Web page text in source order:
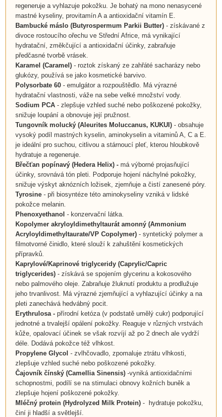
regeneruje a vyhlazuje pokožku. Je bohatý na mono nenasycené
mastné kyseliny, provitamín A a antioxidační vitamín E.
Bambucké máslo (Butyrospermum Parkii Butter)- získávané z
divoce rostoucího ořechu ve Střední Africe, má vynikající
hydratační, změkčující a antioxidační účinky, zabraňuje
předčasné tvorbě vrásek.
Karamel (Caramel) - roztok získaný ze zahřáté sacharázy nebo
glukózy, používá se jako kosmetické barvivo.
Polysorbate 60- emulgátor a rozpouštědlo. Má výrazné
hydratační vlastnosti, váže na sebe velké množství vody.
Sodium PCA - zlepšuje vzhled suché nebo poškozené pokožky,
snižuje loupání a obnovuje její pružnost.
Tungovník molucký (Aleurites Moluccanus, KUKUI)- obsahuje
vysoký podíl mastných kyselin, aminokyselin a vitaminů A, C a E.
je ideální pro suchou, citlivou a stárnoucí pleť, kterou hloubkově
hydratuje a regeneruje.
Břečťan popínavý (Hedera Helix) - má výborné projasňující
účinky, srovnává tón pleti. Podporuje hojení náchylné pokožky,
snižuje výskyt aknózních ložisek, zjemňuje a čistí zanesené póry.
Tyrosine - při biosyntéze této aminokyseliny vzniká v lidské
pokožce melanin.
Phenoxyethanol - konzervační látka.
Kopolymer akryloyldimethyltaurát amonný (Ammonium
Acryloyldimethyltaurate/VP Copolymer)- syntetický polymer a
filmotvorné činidlo, které slouží k zahuštění kosmetických
přípravků.
Kaprylové/Kaprinové triglyceridy (Caprylic/Capric
triglycerides)- získává se spojením glycerinu a kokosového
nebo palmového oleje. Zabraňuje žluknutí produktu a prodlužuje
jeho trvanlivost. Má výrazné zjemňující a vyhlazující účinky a na
pleti zanechává hedvábný pocit.
Erythrulosa - přírodní ketóza (v podstatě umělý cukr) podporující
jednotné a trvalejší opálení pokožky. Reaguje v různých vrstvách
kůže, opalovací účinek se však rozvíjí až po 2 dnech ale vydrží
déle. Dodává pokožce též vlhkost.
Propylene Glycol - zvlhčovadlo, zpomaluje ztrátu vlhkosti,
zlepšuje vzhled suché nebo poškozené pokožky.
Čajovník čínský (Camellia Sinensis)-vyniká antioxidačními
schopnostmi, podílí se na stimulaci obnovy kožních buněk a
zlepšuje hojení poškozené pokožky.
Mléčný protein (Hydrolyzed Milk Protein)- hydratuje pokožku,
činí ji hladší a světlejší.